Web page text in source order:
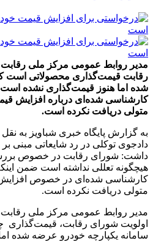
مدیر روابط عمومی مرکز ملی رقابت
رقابت قیمت‌گذاری محصولاتی است
شده اما هنوز قیمت‌گذاری نشده
کارشناسی شده‌ای درباره افزایش
متولی دریافت نکرده است.
به گزارش پایگاه خبری شباویز به
دادجوی توکلی در رد شایعاتی مبنی
داشت: شورای رقابت در خصوص
هیچگونه تعللی نداشته است ضمن
کارشناسی شده‌ای در خصوص
متولی دریافت نکرده است.
مدیر روابط عمومی مرکز ملی
اولویت شورای رقابت،
سامانه یکپارچه خودرو عرضه شده